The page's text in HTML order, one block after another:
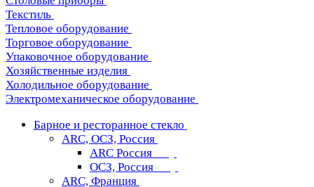
Текстиль
Тепловое оборудование
Торговое оборудование
Упаковочное оборудование
Хозяйственные изделия
Холодильное оборудование
Электромеханическое оборудование
Барное и ресторанное стекло
ARC, ОСЗ, Россия
ARC Россия
ОСЗ, Россия
ARC, Франция